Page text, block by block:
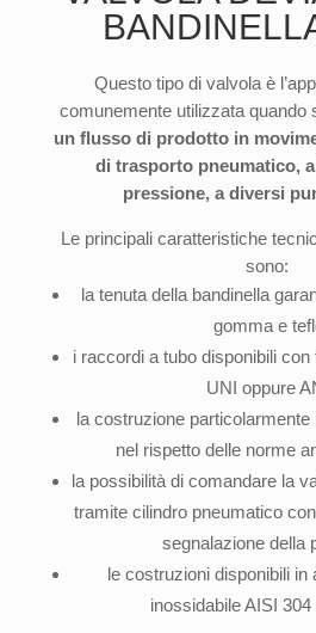
Questo tipo di valvola è
comunemente utilizzata quando
un flusso di prodotto in
di trasporto pneumatico,
pressione, a diversi
Le principali caratteristiche
sono:
la tenuta della bandinella
gomma e
i raccordi a tubo disponibili
UNI oppure
la costruzione particolarmente
nel rispetto delle norme
la possibilità di comandare la
tramite cilindro pneumatico
segnalazione della
le costruzioni disponibili in
inossidabile AISI 304